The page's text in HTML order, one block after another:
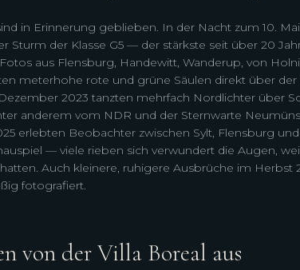
in Erinnerung geblieben. In der Nacht zum 10.
Sturm der Klasse G5 — der stärkste seit über 20
aus Flensburg, Handewitt, Wanderup, von
meterhohe rote und grüne Säulen direkt über der
2023 tanzten mehrfach Nordlichter über
anderem vom NDR und der Sternwarte
erlebten Beobachter zwischen Sylt, Flensburg
— viele rieben sich verwundert die Augen,
Auch kleinere, ruhigere Ausbrüche im Herbst
fotografiert.
von der Villa Boreal aus